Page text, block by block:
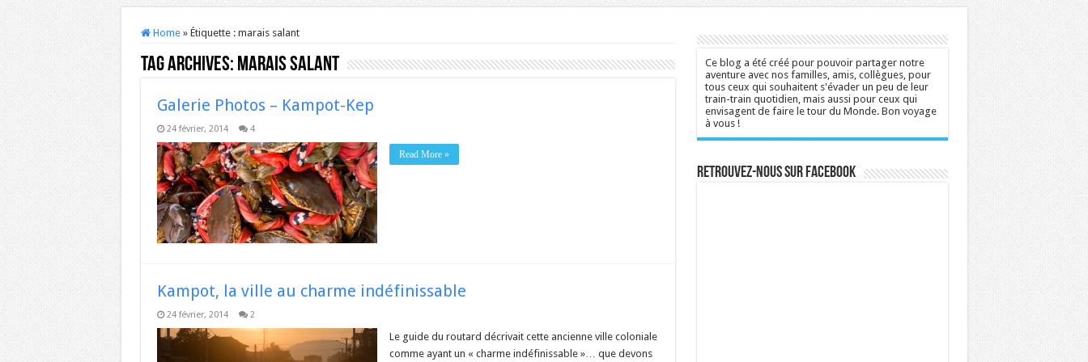
Home » Étiquette : marais salant
Tag Archives: marais salant
Galerie Photos – Kampot-Kep
24 février, 2014 4
Read More »
Kampot, la ville au charme indéfinissable
24 février, 2014 2
Le guide du routard décrivait cette ancienne ville coloniale
comme ayant un « charme indéfinissable »… que devons
Ce blog a été créé pour pouvoir partager notre
aventure avec nos familles, amis, collègues, pour
tous ceux qui souhaitent s'évader un peu de leur
train-train quotidien, mais aussi pour ceux qui
envisagent de faire le tour du Monde. Bon voyage
à vous !
Retrouvez-nous sur Facebook